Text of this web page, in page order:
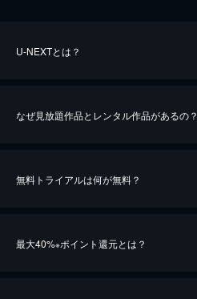
U-NEXTとは？
なぜ見放題作品とレンタル作品があるの？
無料トライアルは何が無料？
最大40%※ポイント還元とは？